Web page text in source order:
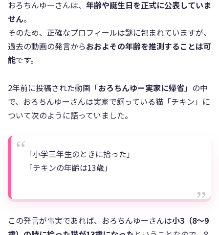
おろちんゆーさんは、 年齢や誕生日を正式に公表していま
せん。
そのため、正確なプロフィールは謎に包まれていますが、
過去の動画の発言からおおよその年齢を推測することは可
能です。
2年前に投稿された動画「おろちんゆー実家に帰省」の中
で、おろちんゆーさんは実家で飼っている猫「チキン」に
ついて次のように語っていました。
「小学三年生のときに拾った」
「チキンの年齢は13歳」
この発言が事実であれば、おろちんゆーさんは小3（8〜9